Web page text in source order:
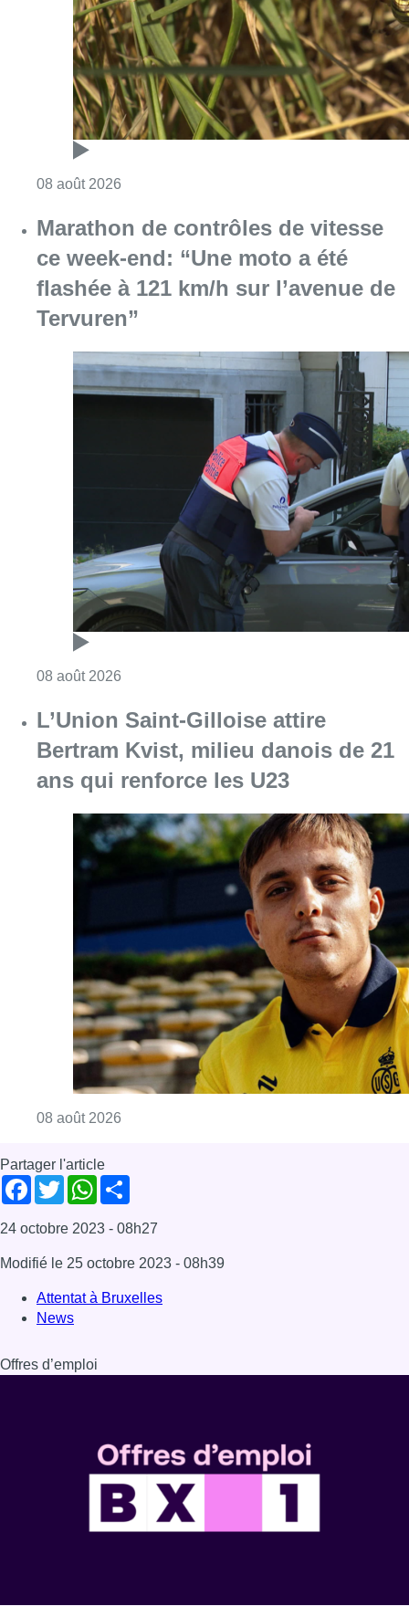
08 août 2026
Marathon de contrôles de vitesse
ce week-end: “Une moto a été
flashée à 121 km/h sur l’avenue de
Tervuren”
08 août 2026
L’Union Saint-Gilloise attire
Bertram Kvist, milieu danois de 21
ans qui renforce les U23
08 août 2026
Partager l'article
Facebook
TwitterWhatsApp
24 octobre 2023 - 08h27
Modifié le 25 octobre 2023 - 08h39
Attentat à Bruxelles
News
Offres d’emploi